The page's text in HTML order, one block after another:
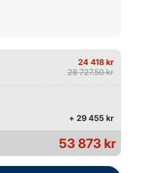
24 418 kr
28 727.50 kr
+ 29 455 kr
53 873 kr